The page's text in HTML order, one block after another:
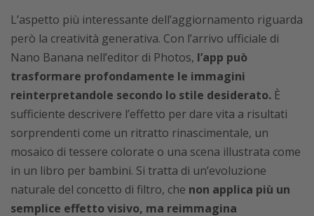
L’aspetto più interessante dell’aggiornamento riguarda
però la creatività generativa. Con l’arrivo ufficiale di
Nano Banana nell’editor di Photos, l’app può
trasformare profondamente le immagini
reinterpretandole secondo lo stile desiderato. È
sufficiente descrivere l’effetto per dare vita a risultati
sorprendenti come un ritratto rinascimentale, un
mosaico di tessere colorate o una scena illustrata come
in un libro per bambini. Si tratta di un’evoluzione
naturale del concetto di filtro, che non applica più un
semplice effetto visivo, ma reimmagina